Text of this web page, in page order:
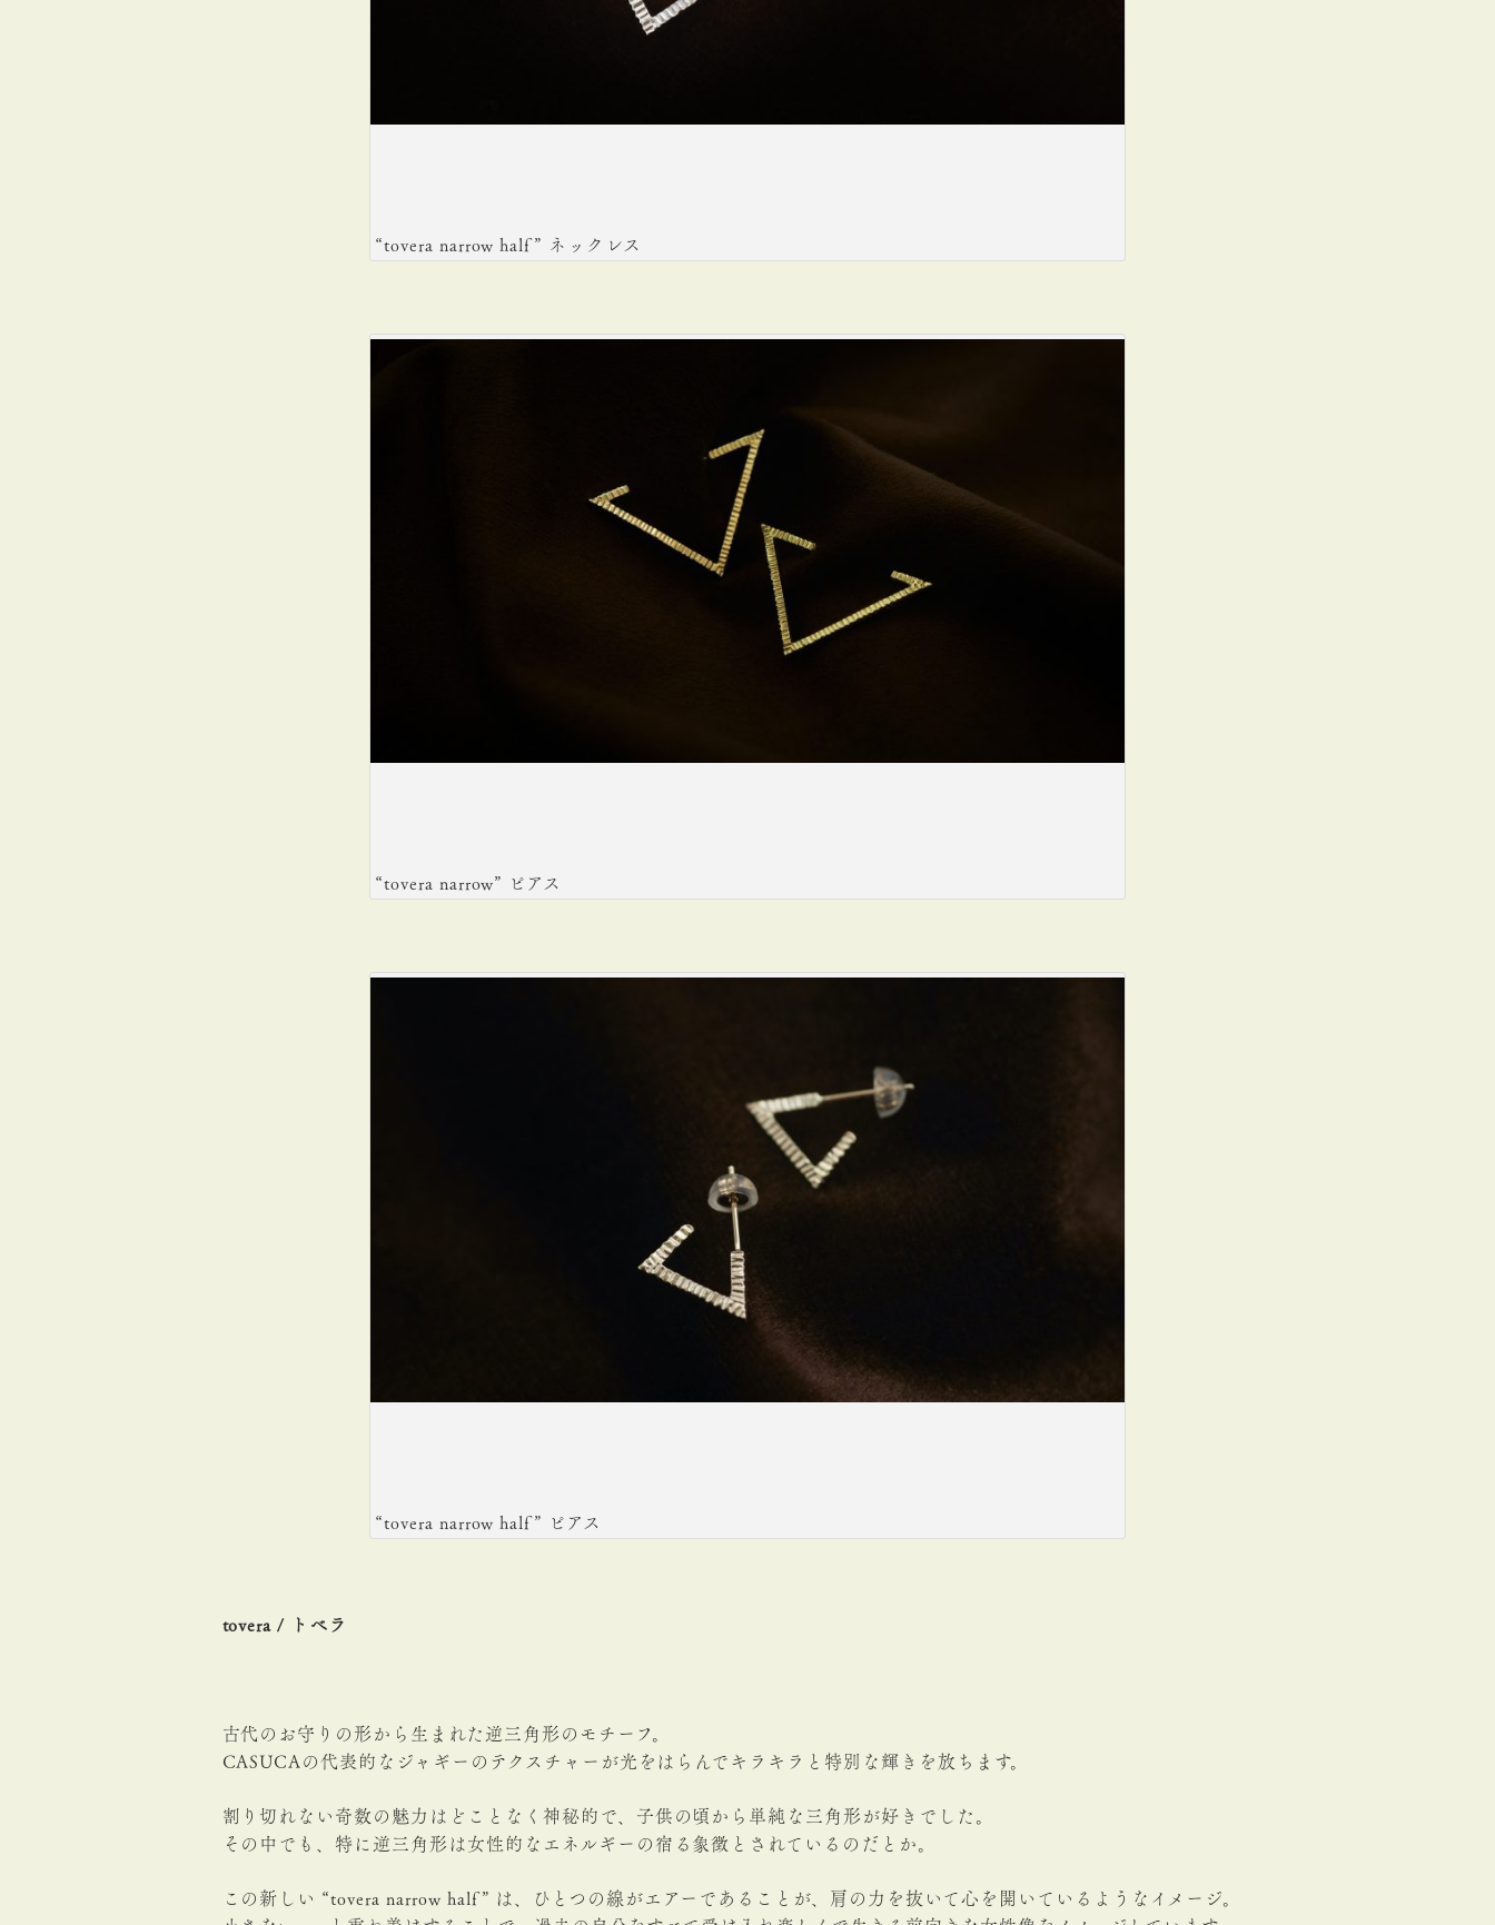
“tovera narrow half” ネックレス
“tovera narrow” ピアス
“tovera narrow half” ピアス
tovera / トベラ
古代のお守りの形から生まれた逆三角形のモチーフ。
CASUCAの代表的なジャギーのテクスチャーが光をはらんでキラキラと特別な輝きを放ちます。
割り切れない奇数の魅力はどことなく神秘的で、子供の頃から単純な三角形が好きでした。
その中でも、特に逆三角形は女性的なエネルギーの宿る象徴とされているのだとか。
この新しい “tovera narrow half” は、ひとつの線がエアーであることが、肩の力を抜いて心を開いているようなイメージ。